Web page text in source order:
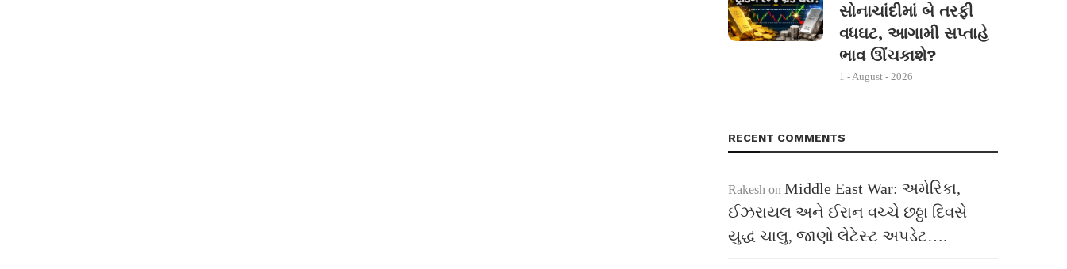
સોનાચાંદીમાં બે તરફી
વધઘટ, આગામી સપ્તાહે
ભાવ ઊંચકાશે?
1 - August - 2026
RECENT COMMENTS
Rakesh on Middle East War: અમેરિકા,
ઈઝરાયલ અને ઈરાન વચ્ચે છઠ્ઠા દિવસે
યુદ્ધ ચાલુ, જાણો લેટેસ્ટ અપડેટ….